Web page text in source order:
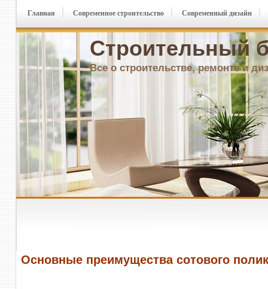
Строительный
Все о строительстве, ремонте и
Главная Современное строительство Современный дизайн
Основные преимущества сотового